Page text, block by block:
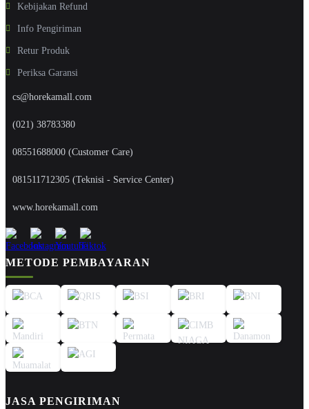
Kebijakan Refund
Info Pengiriman
Retur Produk
Periksa Garansi
cs@horekamall.com
(021) 38783380
08551688000 (Customer Care)
081511712305 (Teknisi - Service Center)
www.horekamall.com
METODE PEMBAYARAN
JASA PENGIRIMAN